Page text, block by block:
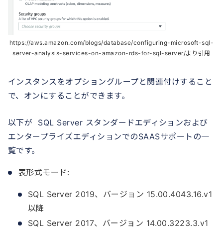
https://aws.amazon.com/blogs/database/configuring-microsoft-sql-
server-analysis-services-on-amazon-rds-for-sql-server/より引用
インスタンスをオプショングループと関連付けすること
で、オンにすることができます。
以下が SQL Server スタンダードエディションおよび
エンタープライズエディションでのSAASサポートの一
覧です。
表形式モード:
SQL Server 2019、バージョン 15.00.4043.16.v1
以降
SQL Server 2017、バージョン 14.00.3223.3.v1